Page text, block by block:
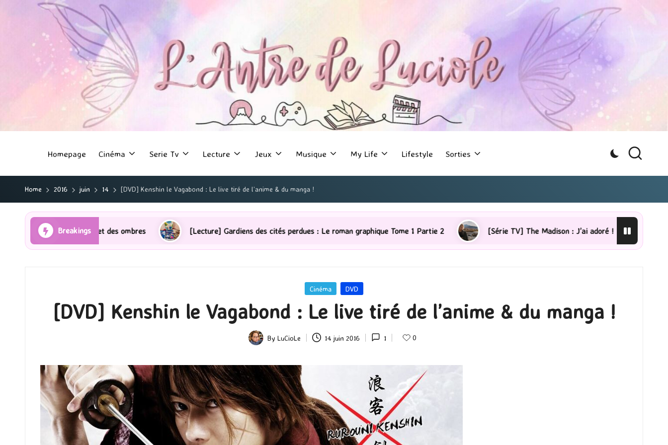
Homepage Cinéma Serie Tv Lecture Jeux Musique My Life Lifestyle Sorties
Home 2016 juin 14 [DVD] Kenshin le Vagabond : Le live tiré de l’anime & du manga !
Breakings
[Lecture] Gardiens des cités perdues : Le roman graphique Tome 1 Partie 2 [Série TV] The Madison : J’ai adoré ! [Lecture] La femme de ménage : J’ai sauté le pas !
Posted
Cinéma DVD
[DVD] Kenshin le Vagabond : Le live tiré de l’anime & du manga !
Posted
By LuCioLe 14 juin 2016 1 0